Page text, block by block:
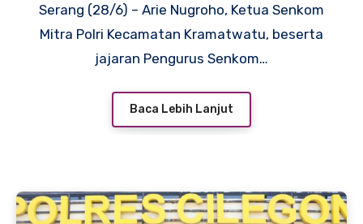
Serang (28/6) – Arie Nugroho, Ketua Senkom
Mitra Polri Kecamatan Kramatwatu, beserta
jajaran Pengurus Senkom…
Baca Lebih Lanjut